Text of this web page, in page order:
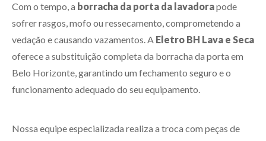
Com o tempo, a borracha da porta da lavadorapode
sofrer rasgos, mofo ou ressecamento, comprometendo a
vedação e causando vazamentos. A Eletro BH Lava e Seca
oferece a substituição completa da borracha da porta em
Belo Horizonte, garantindo um fechamento seguro e o
funcionamento adequado do seu equipamento.
Nossa equipe especializada realiza a troca com peças de